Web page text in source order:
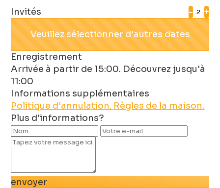
Invités - +
Veuillez sélectionner d'autres dates
Enregistrement
Arrivée à partir de 15:00. Découvrez jusqu'à
11:00
Informations supplémentaires
Politique d'annulation. Règles de la maison.
Plus d'informations?
envoyer